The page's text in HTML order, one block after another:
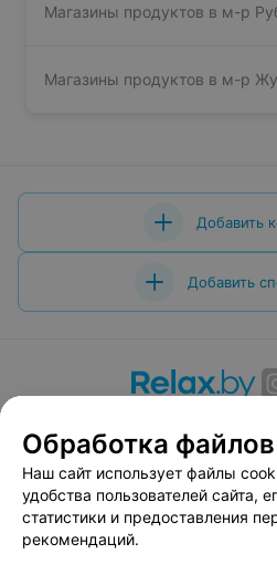
Магазины продуктов в м-р
Магазины продуктов в м-р
Добавить
Добавить
Вакансии
Публичный
Публичный договор по
Пользовательское
Обработка
Наш сайт использует файлы
удобства пользователей сайта,
статистики и предоставления
рекомендаций.